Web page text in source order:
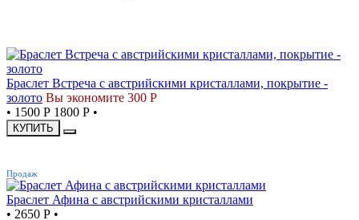
Браслет Встреча с австрийскими кристаллами, покрытие -
золото Вы экономите 300 Р
• 1500 Р 1800 Р •
КУПИТЬ
Продаж
Браслет Афина с австрийскими кристаллами
• 2650 Р •